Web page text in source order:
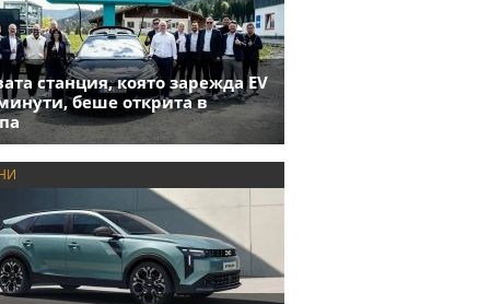
станция, която зарежда EV
беше открита в